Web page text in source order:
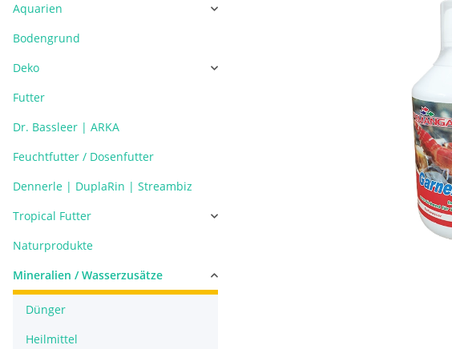
Aquarien
Bodengrund
Deko
Futter
Dr. Bassleer | ARKA
Feuchtfutter / Dosenfutter
Dennerle | DuplaRin | Streambiz
Tropical Futter
Naturprodukte
Mineralien / Wasserzusätze
Dünger
Heilmittel